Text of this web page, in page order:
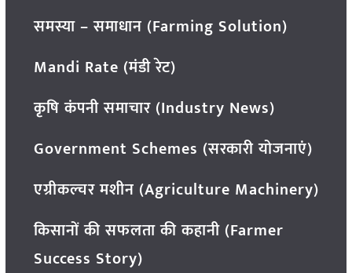
समस्या – समाधान (Farming Solution)
Mandi Rate (मंडी रेट)
कृषि कंपनी समाचार (Industry News)
Government Schemes (सरकारी योजनाएं)
एग्रीकल्चर मशीन (Agriculture Machinery)
किसानों की सफलता की कहानी (Farmer
Success Story)